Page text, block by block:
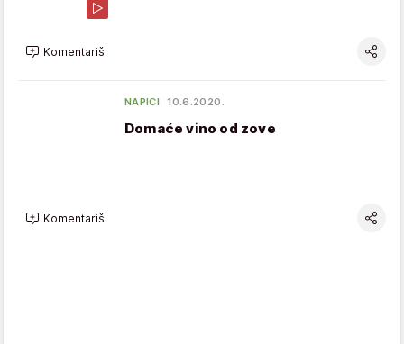
Komentariši
NAPICI 10.6.2020.
Domaće vino od zove
Komentariši